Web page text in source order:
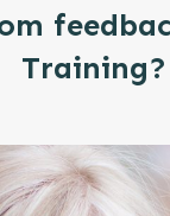
Training?